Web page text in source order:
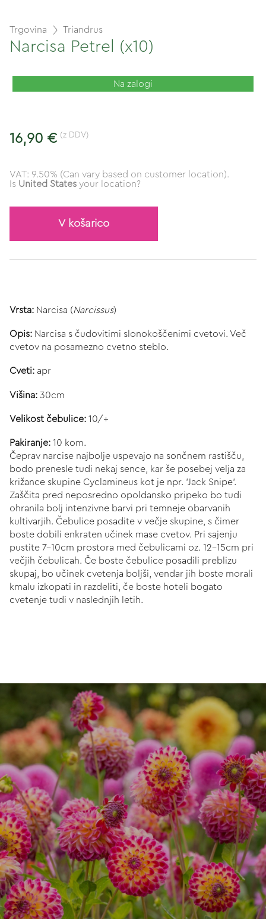
Trgovina Triandrus
Narcisa Petrel (x10)
Na zalogi
16,90 € (z DDV)
VAT: 9.50% (Can vary based on customer location).
Is United States your location?
V košarico
Vrsta: Narcisa (Narcissus)
Opis: Narcisa s čudovitimi slonokoščenimi cvetovi. Več
cvetov na posamezno cvetno steblo.
Cveti: apr
Višina: 30cm
Velikost čebulice: 10/+
Pakiranje: 10 kom.
Čeprav narcise najbolje uspevajo na sončnem rastišču,
bodo prenesle tudi nekaj sence, kar še posebej velja za
križance skupine Cyclamineus kot je npr. 'Jack Snipe'.
Zaščita pred neposredno opoldansko pripeko bo tudi
ohranila bolj intenzivne barvi pri temneje obarvanih
kultivarjih. Čebulice posadite v večje skupine, s čimer
boste dobili enkraten učinek mase cvetov. Pri sajenju
pustite 7-10cm prostora med čebulicami oz. 12-15cm pri
večjih čebulicah. Če boste čebulice posadili preblizu
skupaj, bo učinek cvetenja boljši, vendar jih boste morali
kmalu izkopati in razdeliti, če boste hoteli bogato
cvetenje tudi v naslednjih letih.